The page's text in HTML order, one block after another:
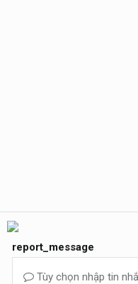
report_message
Tùy chọn nhập tin